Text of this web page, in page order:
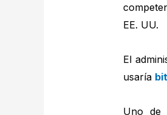
EE. UU.
El
usaría
Uno de